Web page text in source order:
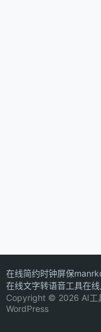
在线简约时钟屏保
在线文字转语音工具在
Copyright © 2026 AI工
WordPress